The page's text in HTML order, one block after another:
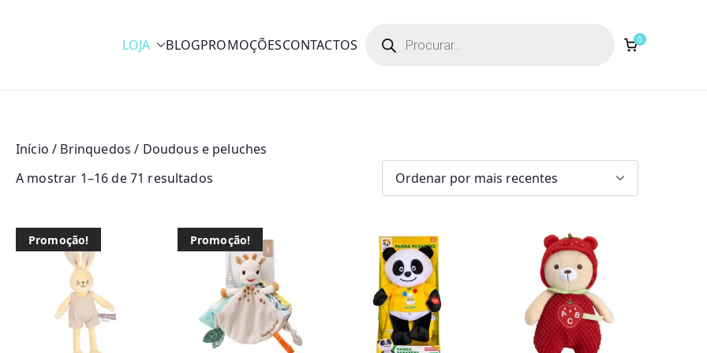
LOJA BLOGPROMOÇÕESCONTACTOS search 0
Início / Brinquedos / Doudous e peluches
A mostrar 1–16 de 71 resultadosO
e
d
o
Promoção! Promoção!